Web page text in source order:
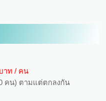
าท / คน
คน) ตามแต่ตกลงกัน